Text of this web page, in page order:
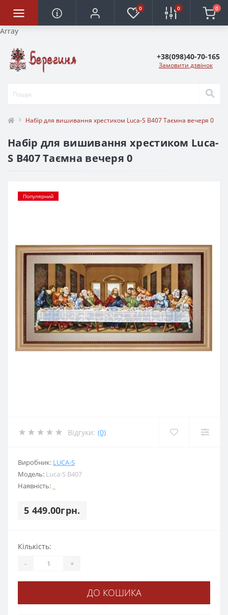
Array
0 0 0
+38(098)40-70-165
Замовити дзвінок
Набір для вишивання хрестиком Luca-S B407 Таємна вечеря 0
Набір для вишивання хрестиком Luca-
S B407 Таємна вечеря 0
Популярний
Відгуки: (0)
Виробник: LUCA-S
Модель: Luca-S B407
Наявність:
5 449.00грн.
Кількість:
- +
ДО КОШИКА